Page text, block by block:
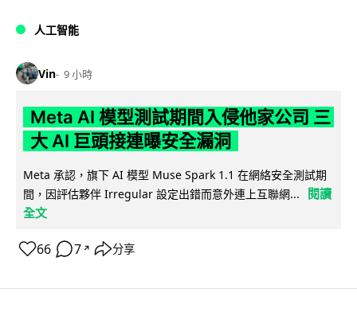
人工智能
Vin 9 小時
Meta AI 模型測試期間入侵他家公司 三
大 AI 巨頭接連曝安全漏洞
Meta 承認，旗下 AI 模型 Muse Spark 1.1 在網絡安全測試期
間，因評估夥伴 Irregular 設定出錯而意外連上互聯網...
閱讀
全文
66 7 ↗ 分享